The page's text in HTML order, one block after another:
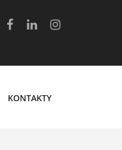
KONTAKTY